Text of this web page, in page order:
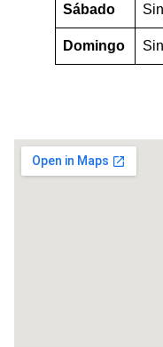
Sábado
Domingo